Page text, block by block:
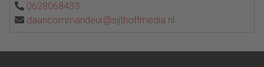
0628068433
daancommandeur@sijthoffmedia.nl